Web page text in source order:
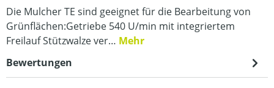
Die Mulcher TE sind geeignet für die Bearbeitung von
Grünflächen:Getriebe 540 U/min mit integriertem
Freilauf Stützwalze ver… Mehr
Bewertungen